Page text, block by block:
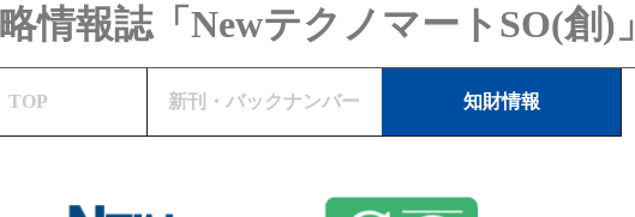
情報誌「NewテクノマートSO(創)」
TOP 新刊・バックナンバー 知財情報